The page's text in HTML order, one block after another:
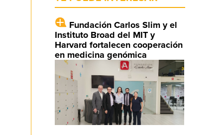
Fundación Carlos Slim y el
Instituto Broad del MIT y
Harvard fortalecen cooperación
en medicina genómica